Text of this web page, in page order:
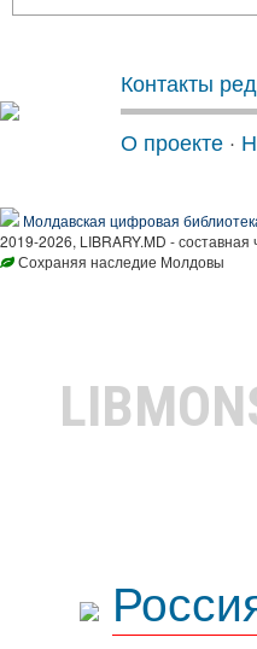
Контакты
О проекте ·
Молдавская цифровая
2019-2026, LIBRARY.MD -
Сохраняя наследие Молдовы